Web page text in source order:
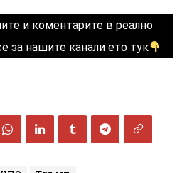
и коментарите в реално
за нашите канали ето тук